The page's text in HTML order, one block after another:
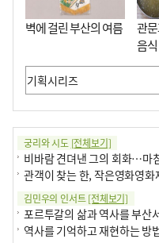
벽에 걸린 부산의 여름
관
음식
궁리와 시도 [전체보기]
관객이 찾는 한, 작은영화영화
김민우의 인서트[전체보기]
포르투갈의 삶과 역사를 부산
역사를 기억하고 재현하는 방